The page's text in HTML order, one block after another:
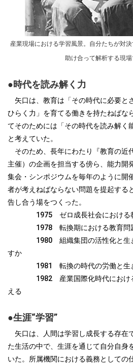
産業現場における学習風景。自分たちが対
助け合って解析する現場
●時代を読み解く力
矢口は、教育は「その時代に必要と
ひらく力」を育てる働きを持たねばな
てそのためには「その時代を読み解く
と考えていた。
そのため、長年にわたり『教育の近
主催）の企画を担当する傍ら、能力開
集会・シンポジウムを毎年のように開
者が考えねばならない問題を提起する
告し合う場をつくった。
1975 ゼロ成長社会における教
1978 転換期における教育問題
1980 組織集団の活性化と生き
すか
1981 転換の時代の労働と生き
1982 産業国際化時代における
える
●生涯“学習”
矢口は、人間は学習し成長する存在
た生活の中で、生涯を通じて自分自身
いた。所属機関における義務としての